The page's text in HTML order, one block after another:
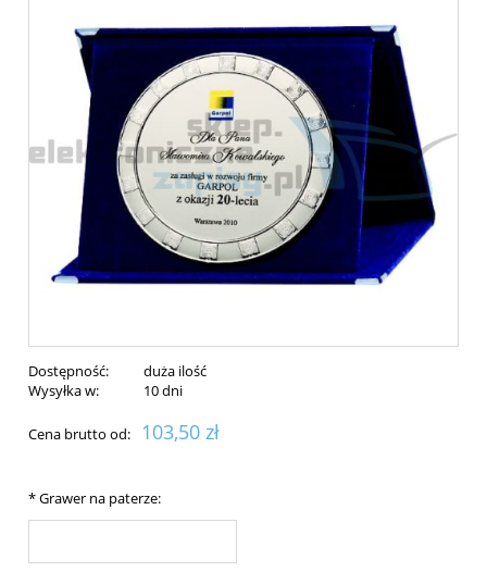
Dostępność:
duża ilość
Wysyłka w:
10 dni
Cena brutto od: 103,50 zł
*Grawer na paterze: